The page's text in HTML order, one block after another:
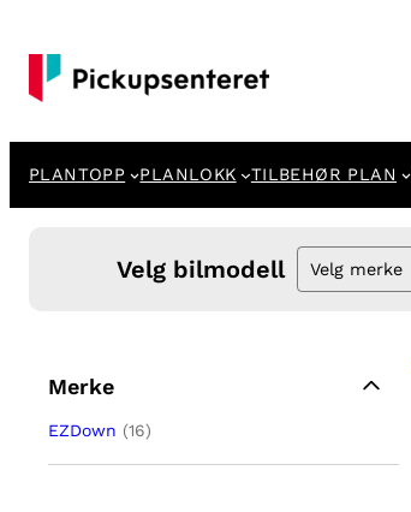
PLANTOPP PLANLOKK TILBEHØR PLAN
Velg bilmodell Velg merke
Merke
EZDown (16)